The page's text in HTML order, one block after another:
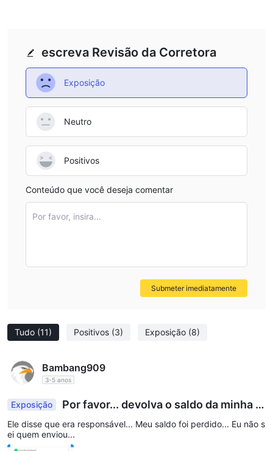
a fins de referência.
Tudo (11) Positivos (3) Exposição (8)
Bambang909
3-5 anos
Exposição
Por favor... devolva o saldo da minha D
ANA
Ele disse que era responsável... Meu saldo foi perdido... Eu não s
ei quem enviou...
escreva Revisão da Corretora
Exposição
Neutro
Positivos
Conteúdo que você deseja comentar
Por favor, insira...
Submeter imediatamente